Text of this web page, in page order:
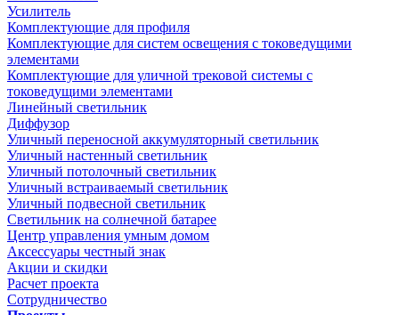
Усилитель
Комплектующие для профиля
Комплектующие для систем освещения с токоведущими
элементами
Комплектующие для уличной трековой системы с
токоведущими элементами
Линейный светильник
Диффузор
Уличный переносной аккумуляторный светильник
Уличный настенный светильник
Уличный потолочный светильник
Уличный встраиваемый светильник
Уличный подвесной светильник
Светильник на солнечной батарее
Центр управления умным домом
Аксессуары честный знак
Акции и скидки
Расчет проекта
Сотрудничество